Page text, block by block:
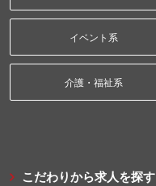
イベント系
介護・福祉系
こだわりから求人を探す